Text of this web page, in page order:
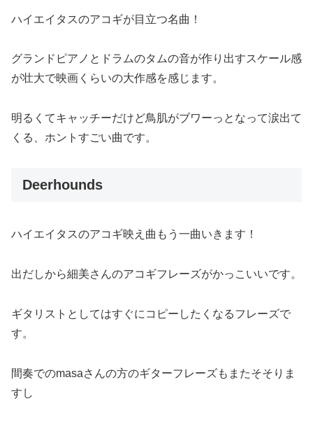
ハイエイタスのアコギが目立つ名曲！
グランドピアノとドラムのタムの音が作り出すスケール感
が壮大で映画くらいの大作感を感じます。
明るくてキャッチーだけど鳥肌がブワーっとなって涙出て
くる、ホントすごい曲です。
Deerhounds
ハイエイタスのアコギ映え曲もう一曲いきます！
出だしから細美さんのアコギフレーズがかっこいいです。
ギタリストとしてはすぐにコピーしたくなるフレーズで
す。
間奏でのmasaさんの方のギターフレーズもまたそそりま
すし